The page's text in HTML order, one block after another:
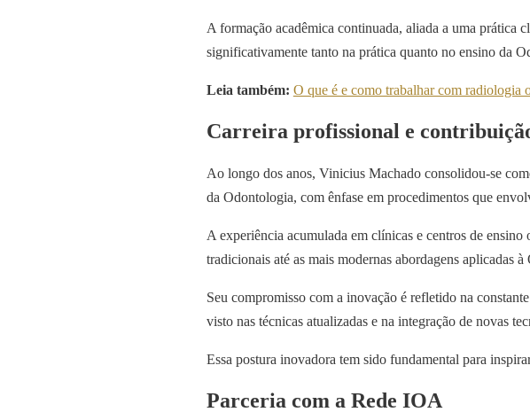
A formação acadêmica continuada, aliada a uma
significativamente tanto na prática quanto no ensino da
Leia também: O que é e como trabalhar com radiologia
Carreira profissional e
Ao longo dos anos, Vinicius Machado consolidou-se
da Odontologia, com ênfase em procedimentos que
A experiência acumulada em clínicas e centros de
tradicionais até as mais modernas abordagens aplicadas
Seu compromisso com a inovação é refletido na
visto nas técnicas atualizadas e na integração de novas
Essa postura inovadora tem sido fundamental para
Parceria com a Rede IOA